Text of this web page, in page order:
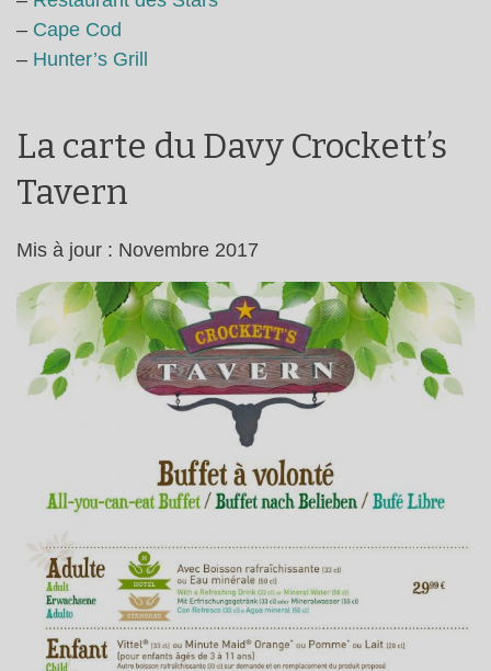
– Cape Cod
– Hunter’s Grill
La carte du Davy Crockett’s
Tavern
Mis à jour : Novembre 2017